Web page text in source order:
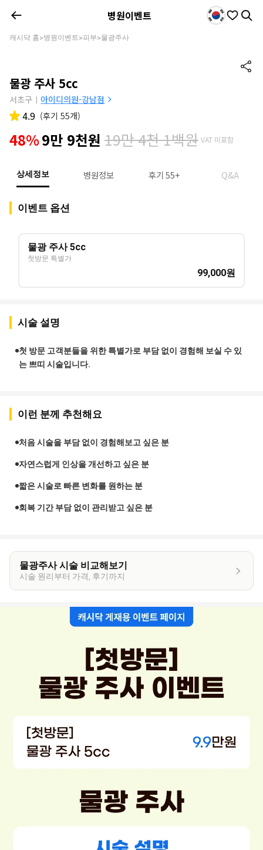
병원이벤트
캐시닥 홈>병원이벤트>피부>물광주사
물광 주사 5cc
서초구 | 아이디의원-강남점
4.9 (후기 55개)
48%9만 9천원 19만 4천 1백원 VAT 미포함
상세정보 병원정보 후기 55+ Q&A
이벤트 옵션
물광 주사 5cc
첫방문 특별가
99,000원
시술 설명
첫 방문 고객분들을 위한 특별가로 부담 없이 경험해 보실 수 있
는 쁘띠 시술입니다.
이런 분께 추천해요
처음 시술을 부담 없이 경험해보고 싶은 분
자연스럽게 인상을 개선하고 싶은 분
짧은 시술로 빠른 변화를 원하는 분
회복 기간 부담 없이 관리받고 싶은 분
물광주사 시술 비교해보기
시술 원리부터 가격, 후기까지
정